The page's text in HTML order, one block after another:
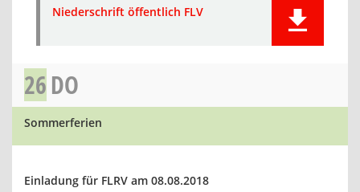
Niederschrift öffentlich FLV
26DO
Sommerferien
Einladung für FLRV am 08.08.2018